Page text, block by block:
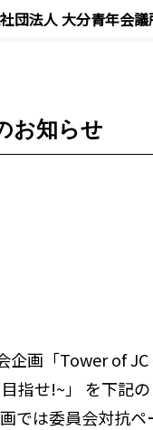
お知らせ
企画「Tower of JC
指せ!~」 を下記
では委員会対抗